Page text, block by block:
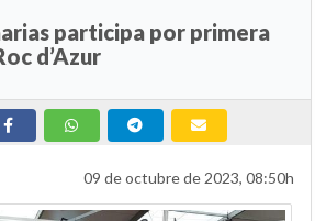
participa por primera
d’Azur
09 de octubre de 2023, 08:50h